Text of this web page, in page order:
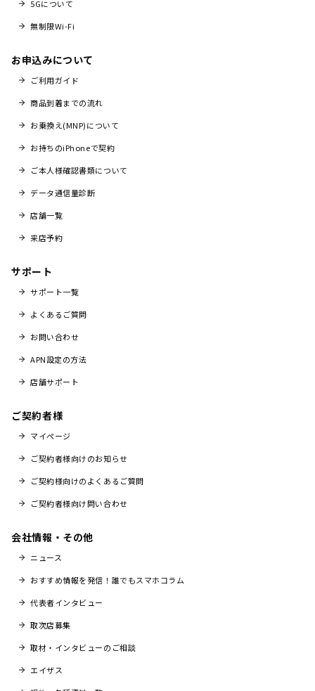
5Gについて
無制限Wi-Fi
お申込みについて
ご利用ガイド
商品到着までの流れ
お乗換え(MNP)について
お持ちのiPhoneで契約
ご本人様確認書類について
データ通信量診断
店舗一覧
来店予約
サポート
サポート一覧
よくあるご質問
お問い合わせ
APN設定の方法
店舗サポート
ご契約者様
マイページ
ご契約者様向けのお知らせ
ご契約様向けのよくあるご質問
ご契約者様向け問い合わせ
会社情報・その他
ニュース
おすすめ情報を発信！誰でもスマホコラム
代表者インタビュー
取次店募集
取材・インタビューのご相談
エイザス